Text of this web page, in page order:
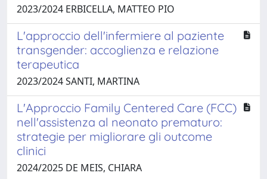
2023/2024 ERBICELLA, MATTEO PIO
L'approccio dell'infermiere al paziente
transgender: accoglienza e relazione
terapeutica
2023/2024 SANTI, MARTINA
L'Approccio Family Centered Care (FCC)
nell'assistenza al neonato prematuro:
strategie per migliorare gli outcome
clinici
2024/2025 DE MEIS, CHIARA